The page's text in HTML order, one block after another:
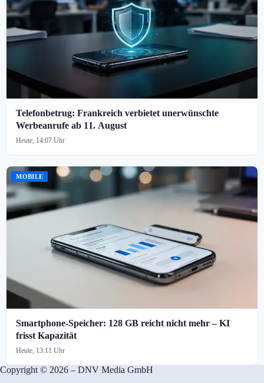
Telefonbetrug: Frankreich verbietet unerwünschte
Werbeanrufe ab 11. August
Heute, 14:07 Uhr
MOBILE
Smartphone-Speicher: 128 GB reicht nicht mehr – KI
frisst Kapazität
Heute, 13:11 Uhr
Copyright © 2026 – DNV Media GmbH